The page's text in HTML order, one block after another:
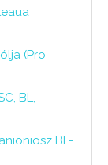
(Pro
BL,
BL-